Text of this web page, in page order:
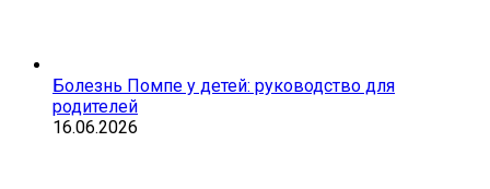
Болезнь Помпе у детей: руководство для
родителей
16.06.2026